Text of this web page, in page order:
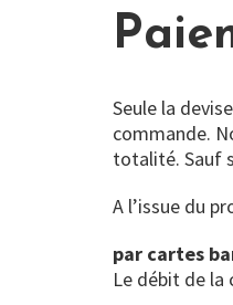
Seule la
commande.
totalité. Sauf
A l’issue du
par cartes
Le débit de